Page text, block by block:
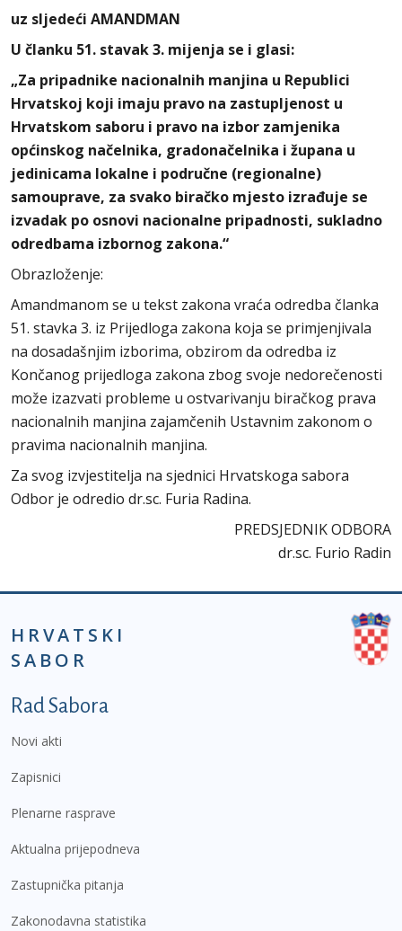
uz sljedeći AMANDMAN
U članku 51. stavak 3. mijenja se i glasi:
„Za pripadnike nacionalnih manjina u Republici
Hrvatskoj koji imaju pravo na zastupljenost u
Hrvatskom saboru i pravo na izbor zamjenika
općinskog načelnika, gradonačelnika i župana u
jedinicama lokalne i područne (regionalne)
samouprave, za svako biračko mjesto izrađuje se
izvadak po osnovi nacionalne pripadnosti, sukladno
odredbama izbornog zakona.“
Obrazloženje:
Amandmanom se u tekst zakona vraća odredba članka
51. stavka 3. iz Prijedloga zakona koja se primjenjivala
na dosadašnjim izborima, obzirom da odredba iz
Končanog prijedloga zakona zbog svoje nedorečenosti
može izazvati probleme u ostvarivanju biračkog prava
nacionalnih manjina zajamčenih Ustavnim zakonom o
pravima nacionalnih manjina.
Za svog izvjestitelja na sjednici Hrvatskoga sabora
Odbor je odredio dr.sc. Furia Radina.
PREDSJEDNIK ODBORA
dr.sc. Furio Radin
HRVATSKI
SABOR
Podnožje prvi izbornik
Rad Sabora
Novi akti
Zapisnici
Plenarne rasprave
Aktualna prijepodneva
Zastupnička pitanja
Zakonodavna statistika